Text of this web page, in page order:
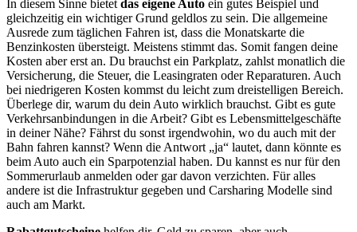
In diesem Sinne bietet das eigene Auto ein gutes Beispiel und
gleichzeitig ein wichtiger Grund geldlos zu sein. Die allgemeine
Ausrede zum täglichen Fahren ist, dass die Monatskarte die
Benzinkosten übersteigt. Meistens stimmt das. Somit fangen deine
Kosten aber erst an. Du brauchst ein Parkplatz, zahlst monatlich die
Versicherung, die Steuer, die Leasingraten oder Reparaturen. Auch
bei niedrigeren Kosten kommst du leicht zum dreistelligen Bereich.
Überlege dir, warum du dein Auto wirklich brauchst. Gibt es gute
Verkehrsanbindungen in die Arbeit? Gibt es Lebensmittelgeschäfte
in deiner Nähe? Fährst du sonst irgendwohin, wo du auch mit der
Bahn fahren kannst? Wenn die Antwort „ja“ lautet, dann könnte es
beim Auto auch ein Sparpotenzial haben. Du kannst es nur für den
Sommerurlaub anmelden oder gar davon verzichten. Für alles
andere ist die Infrastruktur gegeben und Carsharing Modelle sind
auch am Markt.